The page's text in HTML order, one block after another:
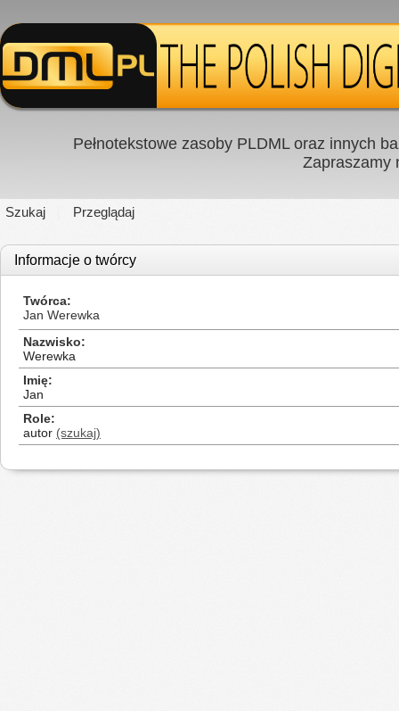
Pełnotekstowe zasoby PLDML oraz innych
Zapraszamy
Szukaj Przeglądaj
Informacje o twórcy
Twórca
Jan Werewka
Nazwisko
Werewka
Imię
Jan
Role
autor (szukaj)